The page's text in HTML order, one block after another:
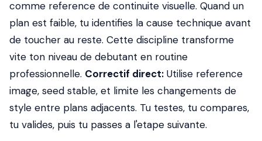
comme reference de continuite visuelle. Quand un
plan est faible, tu identifies la cause technique avant
de toucher au reste. Cette discipline transforme
vite ton niveau de debutant en routine
professionnelle. Correctif direct: Utilise reference
image, seed stable, et limite les changements de
style entre plans adjacents. Tu testes, tu compares,
tu valides, puis tu passes a l'etape suivante.